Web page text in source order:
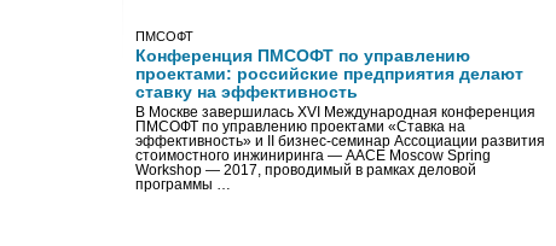
ПМСОФТ
Конференция ПМСОФТ по управлению
проектами: российские предприятия делают
ставку на эффективность
В Москве завершилась XVI Международная конференция
ПМСОФТ по управлению проектами «Ставка на
эффективность» и II бизнес-семинар Ассоциации развития
стоимостного инжиниринга — AACE Moscow Spring
Workshop — 2017, проводимый в рамках деловой
программы …